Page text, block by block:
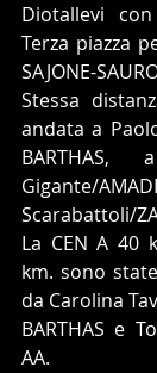
Diotallevi con
Terza piazza
SAJONE-
Stessa
andata a
Gigante/
Scarabattoli/
La CEN A 40
km. sono
da Carolina
BARTHAS e
AA.